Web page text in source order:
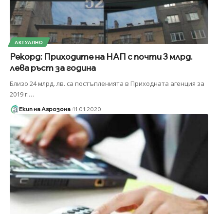
АКТУАЛНО
Рекорд: Приходите на НАП с почти 3 млрд.
лева ръст за година
Близо 24 млрд. лв. са постъпленията в Приходната агенция за
2019 г.…
Екип на Агрозона 11.01.2020